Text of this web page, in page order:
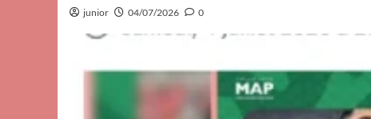
junior 04/07/2026 0